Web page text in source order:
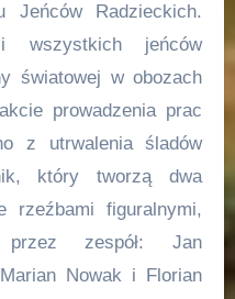
Radzieckich.
wszystkich jeńców
światowej w obozach
prowadzenia prac
z utrwalenia śladów
który tworzą dwa
rzeźbami figuralnymi,
przez zespół: Jan
Nowak i Florian